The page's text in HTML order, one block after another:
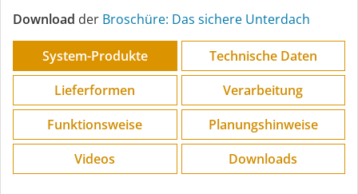
Download der Broschüre: Das sichere Unterdach
System-Produkte
Technische Daten
Lieferformen
Verarbeitung
Funktions­weise
Planungs­hinweise
Videos
Downloads